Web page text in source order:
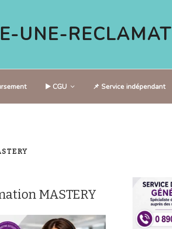
UNE-
▶️ CGU 📌 Service indépendant
MASTERY